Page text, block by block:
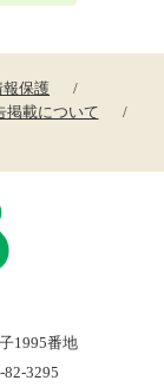
報保護
掲載について
1995番地
3295